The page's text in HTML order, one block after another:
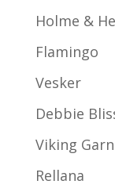
Holme &
Flamingo
Vesker
Debbie
Viking Garn
Rellana